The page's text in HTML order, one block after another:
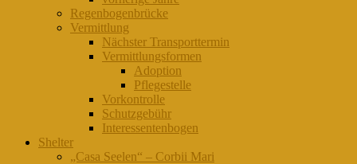
Regenbogenbrücke
Vermittlung
Nächster Transporttermin
Vermittlungsformen
Adoption
Pflegestelle
Vorkontrolle
Schutzgebühr
Interessentenbogen
Shelter
„Casa Seelen“ – Corbii Mari